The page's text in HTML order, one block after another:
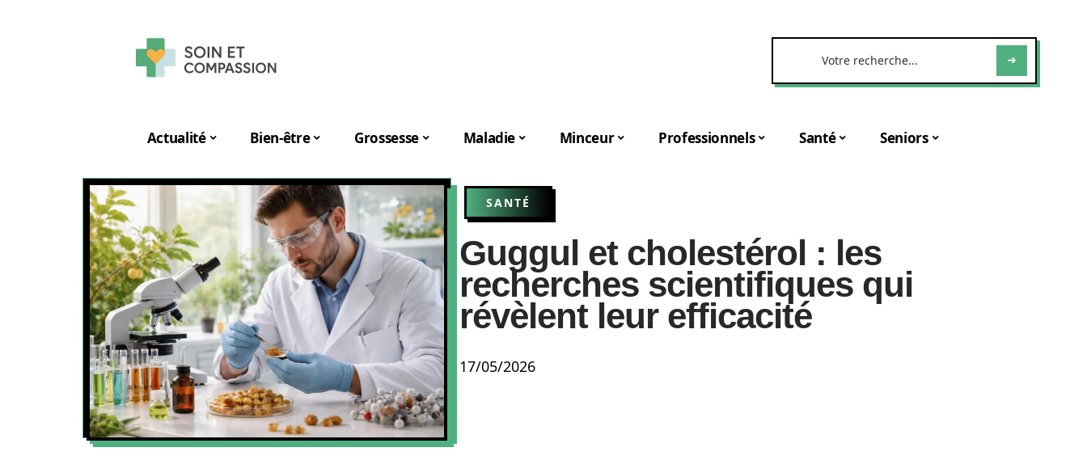
Actualité Bien-être Grossesse Maladie Minceur Professionnels Santé Seniors
SANTÉ
Guggul et cholestérol : les
recherches scientifiques qui
révèlent leur efficacité
17/05/2026